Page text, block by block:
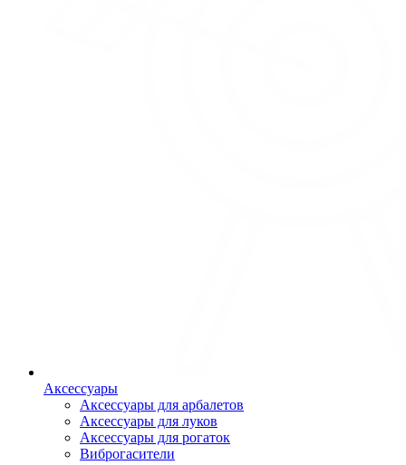
Аксессуары
Аксессуары для арбалетов
Аксессуары для луков
Аксессуары для рогаток
Виброгасители